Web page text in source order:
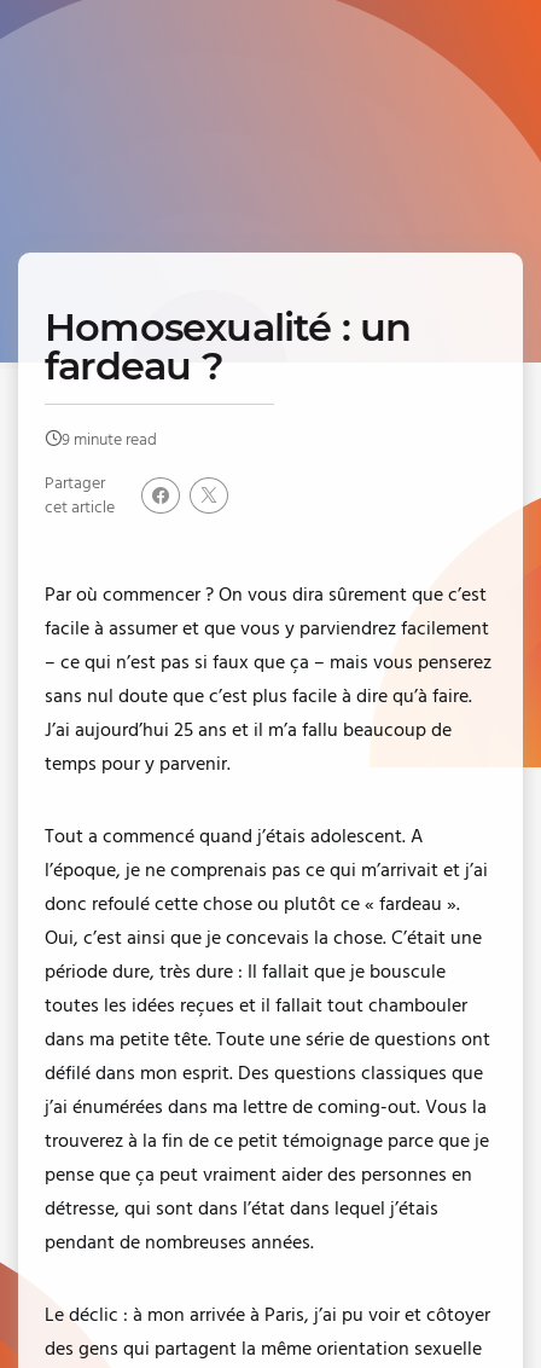
Homosexualité : un
fardeau ?
9 minute read
Partager
cet article
Par où commencer ? On vous dira sûrement que c’est
facile à assumer et que vous y parviendrez facilement
– ce qui n’est pas si faux que ça – mais vous penserez
sans nul doute que c’est plus facile à dire qu’à faire.
J’ai aujourd’hui 25 ans et il m’a fallu beaucoup de
temps pour y parvenir.
Tout a commencé quand j’étais adolescent. A
l’époque, je ne comprenais pas ce qui m’arrivait et j’ai
donc refoulé cette chose ou plutôt ce « fardeau ».
Oui, c’est ainsi que je concevais la chose. C’était une
période dure, très dure : Il fallait que je bouscule
toutes les idées reçues et il fallait tout chambouler
dans ma petite tête. Toute une série de questions ont
défilé dans mon esprit. Des questions classiques que
j’ai énumérées dans ma lettre de coming-out. Vous la
trouverez à la fin de ce petit témoignage parce que je
pense que ça peut vraiment aider des personnes en
détresse, qui sont dans l’état dans lequel j’étais
pendant de nombreuses années.
Le déclic : à mon arrivée à Paris, j’ai pu voir et côtoyer
des gens qui partagent la même orientation sexuelle